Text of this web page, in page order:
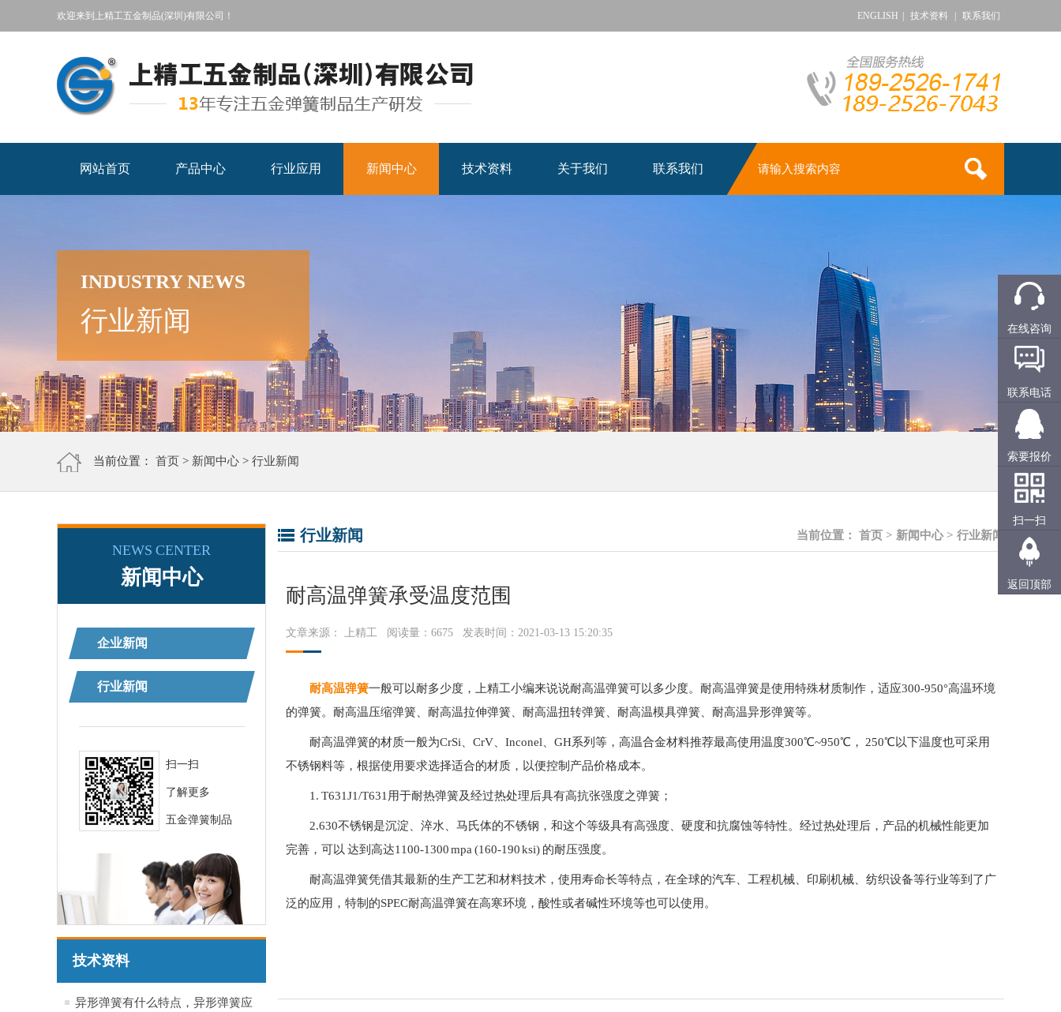
欢迎来到上精工五金制品(深圳)有限公司！ ENGLISH 技术资料 联系我们
网站首页 产品中心 行业应用 新闻中心 技术资料 关于我们 联系我们
INDUSTRY NEWS
行业新闻
当前位置： 首页 > 新闻中心 > 行业新闻
NEWS CENTER
新闻中心
企业新闻
行业新闻
扫一扫
了解更多
五金弹簧制品
技术资料
异形弹簧有什么特点，异形弹簧应
当前位置： 首页 > 新闻中心 > 行业新闻
行业新闻
耐高温弹簧承受温度范围
文章来源： 上精工 阅读量：6675 发表时间：2021-03-13 15:20:35
耐高温弹簧一般可以耐多少度，上精工小编来说说耐高温弹簧可以多少度。耐高温弹簧是使用特殊材质制作，适应300-950°高温环境
的弹簧。耐高温压缩弹簧、耐高温拉伸弹簧、耐高温扭转弹簧、耐高温模具弹簧、耐高温异形弹簧等。
耐高温弹簧的材质一般为CrSi、CrV、Inconel、GH系列等，高温合金材料推荐最高使用温度300℃~950℃， 250℃以下温度也可采用
不锈钢料等，根据使用要求选择适合的材质，以便控制产品价格成本。
1. T631J1/T631用于耐热弹簧及经过热处理后具有高抗张强度之弹簧；
2.630不锈钢是沉淀、淬水、马氏体的不锈钢，和这个等级具有高强度、硬度和抗腐蚀等特性。经过热处理后，产品的机械性能更加
完善，可以 达到高达1100-1300 mpa (160-190 ksi) 的耐压强度。
耐高温弹簧凭借其最新的生产工艺和材料技术，使用寿命长等特点，在全球的汽车、工程机械、印刷机械、纺织设备等行业等到了广
泛的应用，特制的SPEC耐高温弹簧在高寒环境，酸性或者碱性环境等也可以使用。
在线咨询
联系电话
索要报价
扫一扫
返回顶部